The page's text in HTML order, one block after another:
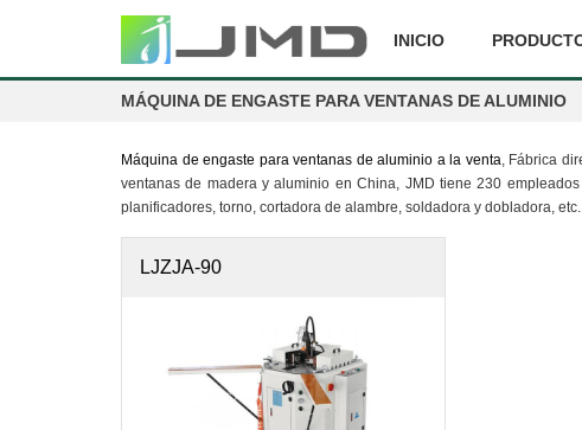
INICIO
MÁQUINA DE ENGASTE PARA VENTANAS DE ALUMINIO
Máquina de engaste para ventanas de aluminio a la venta, Fábrica
ventanas de madera y aluminio en China, JMD tiene 230
planificadores, torno, cortadora de alambre, soldadora y dobladora,
LJZJA-90